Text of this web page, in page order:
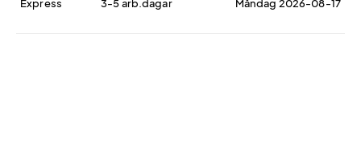
Express 3-5 arb.dagar Måndag 2026-08-17